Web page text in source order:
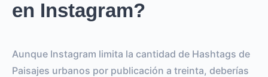
en Instagram?
Aunque Instagram limita la cantidad de Hashtags de
Paisajes urbanos por publicación a treinta, deberías